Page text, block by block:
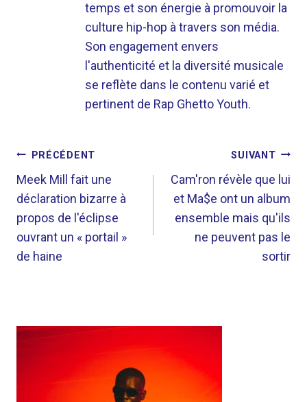
temps et son énergie à promouvoir la
culture hip-hop à travers son média.
Son engagement envers
l'authenticité et la diversité musicale
se reflète dans le contenu varié et
pertinent de Rap Ghetto Youth.
NAVIGATION
DE
L’ARTICLE
PRÉCÉDENT
Meek Mill fait une
déclaration bizarre à
propos de l'éclipse
ouvrant un « portail »
de haine
SUIVANT
Cam'ron révèle que lui
et Ma$e ont un album
ensemble mais qu'ils
ne peuvent pas le
sortir